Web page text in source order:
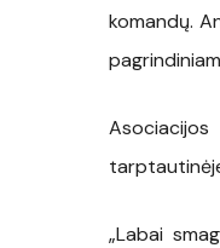
komandų.
„Labai